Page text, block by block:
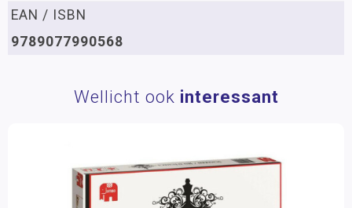
EAN / ISBN
9789077990568
Wellicht ook interessant